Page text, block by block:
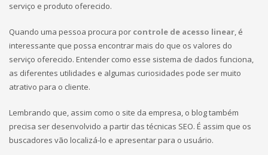
serviço e produto oferecido.
Quando uma pessoa procura por controle de acesso linear, é
interessante que possa encontrar mais do que os valores do
serviço oferecido. Entender como esse sistema de dados funciona,
as diferentes utilidades e algumas curiosidades pode ser muito
atrativo para o cliente.
Lembrando que, assim como o site da empresa, o blog também
precisa ser desenvolvido a partir das técnicas SEO. É assim que os
buscadores vão localizá-lo e apresentar para o usuário.